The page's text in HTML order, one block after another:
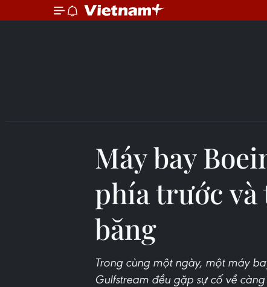
Máy bay
phía trước
băng
Trong cùng một ngày, một máy
Gulfstream đều gặp sự cố về